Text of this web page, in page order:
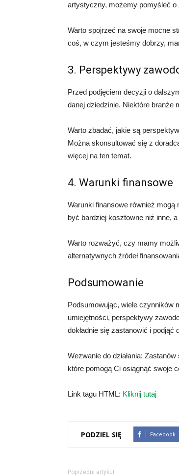
artystyczny, możemy pomyśleć
Warto spojrzeć na swoje mocne
coś, w czym jesteśmy dobrzy,
3. Perspektywy
Przed podjęciem decyzji o
danej dziedzinie. Niektóre branże
Warto zbadać, jakie są
Można skonsultować się z
więcej na ten temat.
4. Warunki finansowe
Warunki finansowe również mogą
być bardziej kosztowne niż inne,
Warto rozważyć, czy mamy
alternatywnych źródeł
Podsumowanie
Podsumowując, wiele czynników
umiejętności, perspektywy
dokładnie się zastanowić i
Wezwanie do działania:
które pomogą Ci osiągnąć swoje
Link tagu HTML: Kliknij tutaj
PODZIEL SIĘ Facebook
Poprzedni artykuł